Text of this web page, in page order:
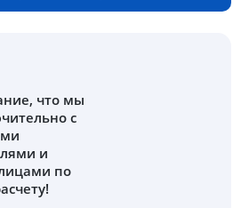
, что мы
с
и
по